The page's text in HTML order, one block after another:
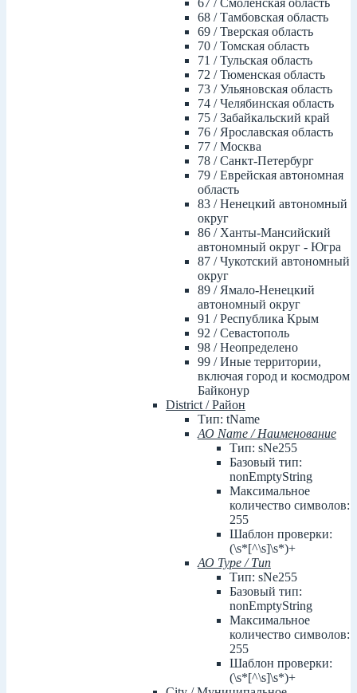
67 / Смоленская область
68 / Тамбовская область
69 / Тверская область
70 / Томская область
71 / Тульская область
72 / Тюменская область
73 / Ульяновская область
74 / Челябинская область
75 / Забайкальский край
76 / Ярославская область
77 / Москва
78 / Санкт-Петербург
79 / Еврейская автономная
область
83 / Ненецкий автономный
округ
86 / Ханты-Мансийский
автономный округ - Югра
87 / Чукотский автономный
округ
89 / Ямало-Ненецкий
автономный округ
91 / Республика Крым
92 / Севастополь
98 / Неопределено
99 / Иные территории,
включая город и космодром
Байконур
District / Район
Тип: tName
АО Name / Наименование
Тип: sNe255
Базовый тип:
nonEmptyString
Максимальное
количество символов:
255
Шаблон проверки:
(\s*[^\s]\s*)+
АО Type / Тип
Тип: sNe255
Базовый тип:
nonEmptyString
Максимальное
количество символов:
255
Шаблон проверки:
(\s*[^\s]\s*)+